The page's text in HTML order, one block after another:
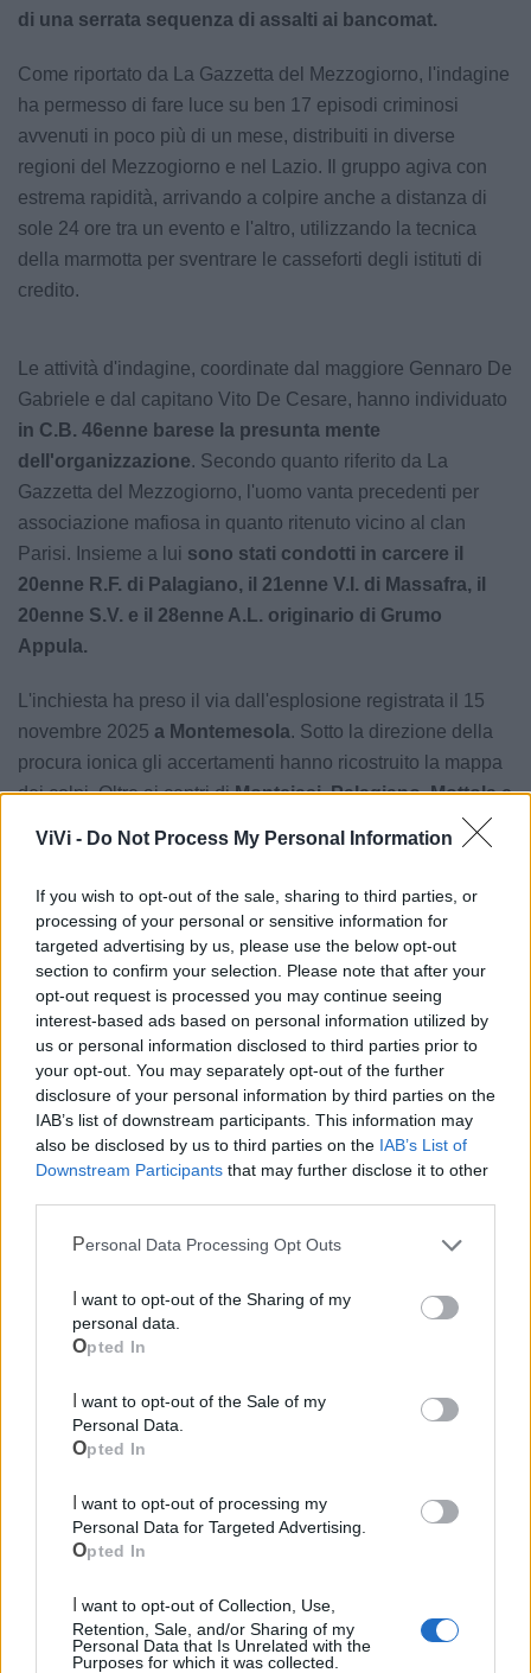
ViVi - Do Not Process My Personal Information
If you wish to opt-out of the sale, sharing to third parties, or
processing of your personal or sensitive information for
targeted advertising by us, please use the below opt-out
section to confirm your selection. Please note that after your
opt-out request is processed you may continue seeing
interest-based ads based on personal information utilized by
us or personal information disclosed to third parties prior to
your opt-out. You may separately opt-out of the further
disclosure of your personal information by third parties on the
IAB’s list of downstream participants. This information may
also be disclosed by us to third parties on the IAB’s List of
Downstream Participants that may further disclose it to other
Personal Data Processing Opt Outs
personal data.
Opted In
Personal Data.
Opted In
Personal Data for Targeted Advertising.
Opted In
Retention, Sale, and/or Sharing of my
Personal Data that Is Unrelated with the
Purposes for which it was collected.
di una serrata sequenza di assalti ai bancomat.
Come riportato da La Gazzetta del Mezzogiorno, l'indagine
ha permesso di fare luce su ben 17 episodi criminosi
avvenuti in poco più di un mese, distribuiti in diverse
regioni del Mezzogiorno e nel Lazio. Il gruppo agiva con
estrema rapidità, arrivando a colpire anche a distanza di
sole 24 ore tra un evento e l'altro, utilizzando la tecnica
della marmotta per sventrare le casseforti degli istituti di
credito.
Le attività d'indagine, coordinate dal maggiore Gennaro De
Gabriele e dal capitano Vito De Cesare, hanno individuato
in C.B. 46enne barese la presunta mente
dell'organizzazione. Secondo quanto riferito da La
Gazzetta del Mezzogiorno, l'uomo vanta precedenti per
associazione mafiosa in quanto ritenuto vicino al clan
Parisi. Insieme a lui sono stati condotti in carcere il
20enne R.F. di Palagiano, il 21enne V.I. di Massafra, il
20enne S.V. e il 28enne A.L. originario di Grumo
Appula.
L'inchiesta ha preso il via dall'esplosione registrata il 15
novembre 2025 a Montemesola. Sotto la direzione della
procura ionica gli accertamenti hanno ricostruito la mappa
dei colpi. Oltre ai centri diMonteiasi, Palagiano, Mottola e
province di Cosenza, Benevento, Frosinone, Caserta,
Napoli, Salerno e Foggia.
Tutti i provvedimenti restrittivi dovranno ora passare al
vaglio del giudice per le indagini preliminari per la
convalida entro le prossime 48 ore.
Le notizie del giorno sul tuo smartphone
Ricevi gratuitamente ogni giorno le notizie della tua
città direttamente sul tuo smartphone. Scarica Telegram
eclicca qui